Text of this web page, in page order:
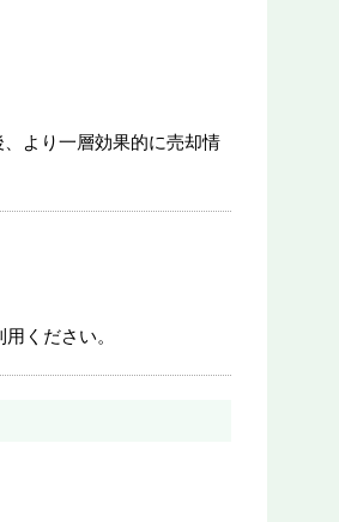
より一層効果的に売却情
ください。